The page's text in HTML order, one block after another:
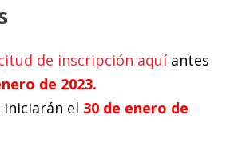
de inscripción aquí antes
de 2023.
iniciarán el 30 de enero de